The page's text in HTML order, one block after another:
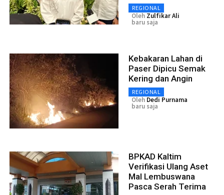
REGIONAL
Oleh Zulfikar Ali
baru saja
Kebakaran Lahan di
Paser Dipicu Semak
Kering dan Angin
REGIONAL
Oleh Dedi Purnama
baru saja
BPKAD Kaltim
Verifikasi Ulang Aset
Mal Lembuswana
Pasca Serah Terima